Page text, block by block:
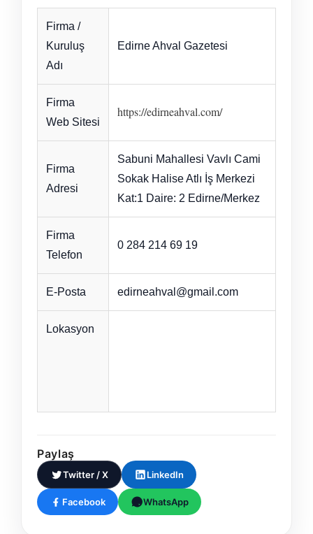
Firma /
Kuruluş
Adı
Edirne Ahval Gazetesi
Firma
Web Sitesi
https://edirneahval.com/
Firma
Adresi
Sabuni Mahallesi Vavlı Cami
Sokak Halise Atlı İş Merkezi
Kat:1 Daire: 2 Edirne/Merkez
Firma
Telefon
0 284 214 69 19
E-Posta edirneahval@gmail.com
Lokasyon
Paylaş
Twitter / X LinkedIn
Facebook WhatsApp